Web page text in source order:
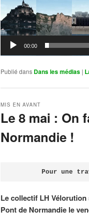
00:00
Publié dans Dans les médias |
Le 8 mai : On
Normandie !
MIS EN AVANT
Pour une
Le collectif LH Vélorution
Pont de Normandie le